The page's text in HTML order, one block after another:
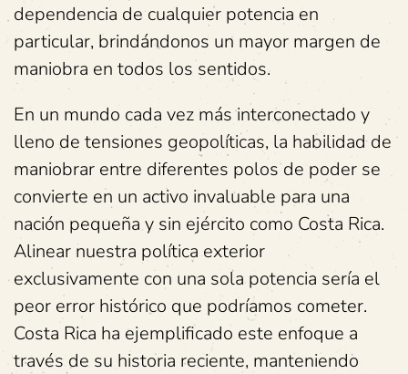
dependencia de cualquier potencia en
particular, brindándonos un mayor margen de
maniobra en todos los sentidos.
En un mundo cada vez más interconectado y
lleno de tensiones geopolíticas, la habilidad de
maniobrar entre diferentes polos de poder se
convierte en un activo invaluable para una
nación pequeña y sin ejército como Costa Rica.
Alinear nuestra política exterior
exclusivamente con una sola potencia sería el
peor error histórico que podríamos cometer.
Costa Rica ha ejemplificado este enfoque a
través de su historia reciente, manteniendo